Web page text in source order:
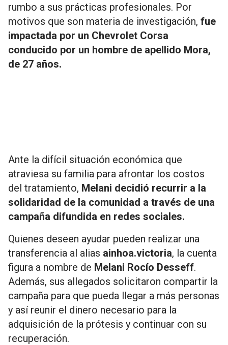
rumbo a sus prácticas profesionales. Por
motivos que son materia de investigación, fue
impactada por un Chevrolet Corsa
conducido por un hombre de apellido Mora,
de 27 años.
Ante la difícil situación económica que
atraviesa su familia para afrontar los costos
del tratamiento, Melani decidió recurrir a la
solidaridad de la comunidad a través de una
campaña difundida en redes sociales.
Quienes deseen ayudar pueden realizar una
transferencia al alias ainhoa.victoria, la cuenta
figura a nombre de Melani Rocío Desseff.
Además, sus allegados solicitaron compartir la
campaña para que pueda llegar a más personas
y así reunir el dinero necesario para la
adquisición de la prótesis y continuar con su
recuperación.